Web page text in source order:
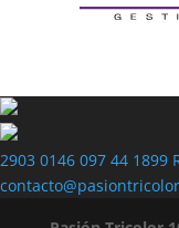
2903 0146 097 44 1899